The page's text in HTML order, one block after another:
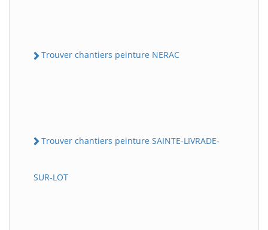
Trouver chantiers peinture NERAC
Trouver chantiers peinture SAINTE-LIVRADE-
SUR-LOT